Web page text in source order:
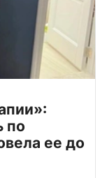
по
ее до